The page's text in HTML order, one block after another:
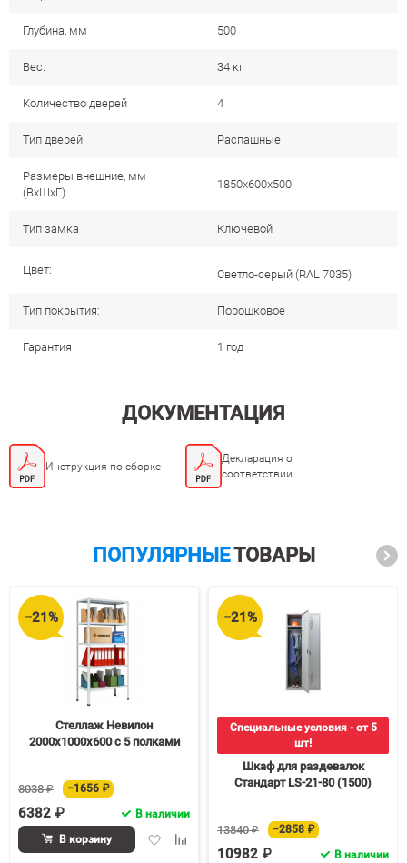
Глубина, мм 500
Вес: 34 кг
Количество дверей 4
Тип дверей Распашные
Размеры внешние, мм
(ВхШхГ)
1850x600x500
Тип замка Ключевой
Цвет: Cветло-серый (RAL 7035)
Тип покрытия: Порошковое
Гарантия 1 год
ДОКУМЕНТАЦИЯ
Инструкция по сборке
Декларация о
соответствии
ПОПУЛЯРНЫЕТОВАРЫ
−21%
Стеллаж Невилон
2000х1000х600 c 5 полками
8038 ₽ −1656 ₽
6382 ₽ В наличии
ДобавитьДобавить
В корзину
−21%
Специальные условия - от 5
шт!
Шкаф для раздевалок
Стандарт LS-21-80 (1500)
13840 ₽ −2858 ₽
10982 ₽ В наличии